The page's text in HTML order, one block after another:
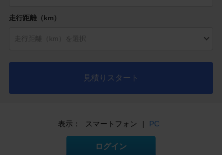
走行距離（km）
見積りスタート
表示： スマートフォン | PC
ログイン